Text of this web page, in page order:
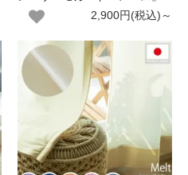
2,900円(税込)～